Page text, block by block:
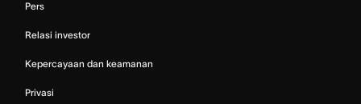
Pers
Relasi investor
Kepercayaan dan keamanan
Privasi